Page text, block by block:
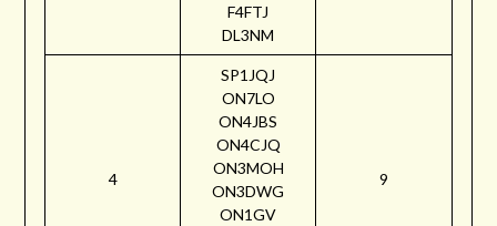
F4FTJ
DL3NM
4
SP1JQJ
ON7LO
ON4JBS
ON4CJQ
ON3MOH
ON3DWG
ON1GV
9